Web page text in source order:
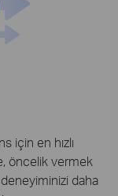
için en hızlı
öncelik vermek
daha